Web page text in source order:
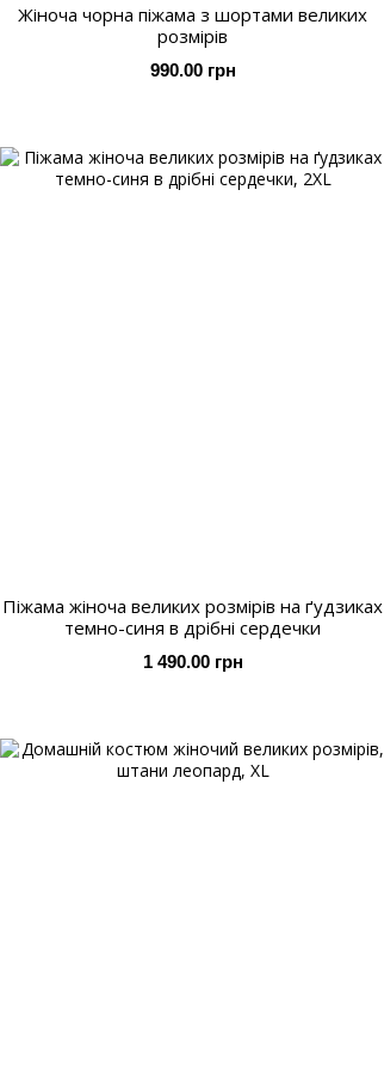
Жіноча чорна піжама з шортами великих
розмірів
990.00 грн
Піжама жіноча великих розмірів на ґудзиках
темно-синя в дрібні сердечки
1 490.00 грн